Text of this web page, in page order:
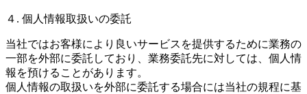
４. 個人情報取扱いの委託
当社ではお客様により良いサービスを提供するために業務の
一部を外部に委託しており、業務委託先に対しては、個人情
報を預けることがあります。
個人情報の取扱いを外部に委託する場合には当社の規程に基